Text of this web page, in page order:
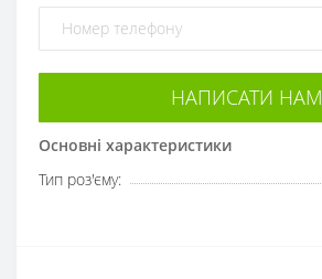
НАПИСАТИ НАМ
Основні характеристики
Тип роз'єму: